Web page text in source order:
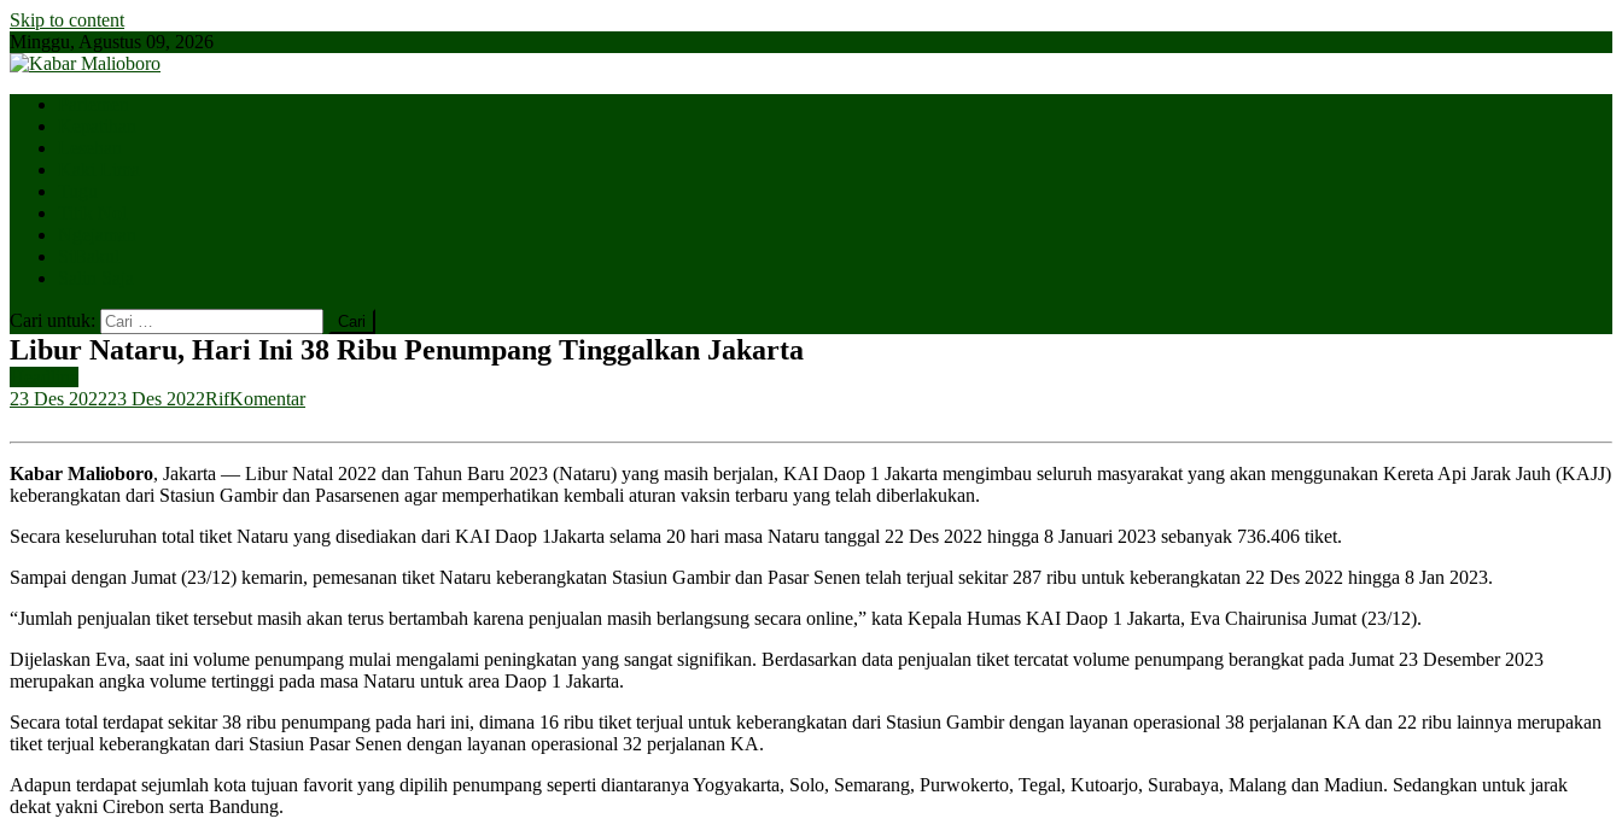
Skip to content
Minggu, Agustus 09, 2026
Cari untuk:
Libur Nataru, Hari Ini 38 Ribu Penumpang Tinggalkan Jakarta
23 Des 202223 Des 2022RifKomentar
Kabar Malioboro, Jakarta — Libur Natal 2022 dan Tahun Baru 2023 (Nataru) yang masih berjalan, KAI Daop 1 Jakarta mengimbau seluruh masyarakat yang akan menggunakan Kereta Api Jarak Jauh (KAJJ)
keberangkatan dari Stasiun Gambir dan Pasarsenen agar memperhatikan kembali aturan vaksin terbaru yang telah diberlakukan.
Secara keseluruhan total tiket Nataru yang disediakan dari KAI Daop 1Jakarta selama 20 hari masa Nataru tanggal 22 Des 2022 hingga 8 Januari 2023 sebanyak 736.406 tiket.
Sampai dengan Jumat (23/12) kemarin, pemesanan tiket Nataru keberangkatan Stasiun Gambir dan Pasar Senen telah terjual sekitar 287 ribu untuk keberangkatan 22 Des 2022 hingga 8 Jan 2023.
“Jumlah penjualan tiket tersebut masih akan terus bertambah karena penjualan masih berlangsung secara online,” kata Kepala Humas KAI Daop 1 Jakarta, Eva Chairunisa Jumat (23/12).
Dijelaskan Eva, saat ini volume penumpang mulai mengalami peningkatan yang sangat signifikan. Berdasarkan data penjualan tiket tercatat volume penumpang berangkat pada Jumat 23 Desember 2023
merupakan angka volume tertinggi pada masa Nataru untuk area Daop 1 Jakarta.
Secara total terdapat sekitar 38 ribu penumpang pada hari ini, dimana 16 ribu tiket terjual untuk keberangkatan dari Stasiun Gambir dengan layanan operasional 38 perjalanan KA dan 22 ribu lainnya merupakan
tiket terjual keberangkatan dari Stasiun Pasar Senen dengan layanan operasional 32 perjalanan KA.
Adapun terdapat sejumlah kota tujuan favorit yang dipilih penumpang seperti diantaranya Yogyakarta, Solo, Semarang, Purwokerto, Tegal, Kutoarjo, Surabaya, Malang dan Madiun. Sedangkan untuk jarak
dekat yakni Cirebon serta Bandung.